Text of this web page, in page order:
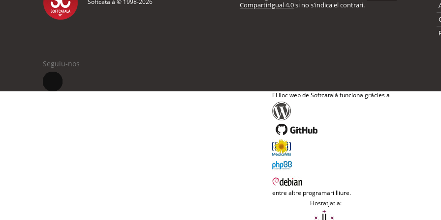
Softcatalà © 1998-2026
CompartirIgual 4.0si no s'indica el contrari.
Seguiu-nos
El lloc web de Softcatalà funciona gràcies a
entre altre programari lliure.
Hostatjat a: